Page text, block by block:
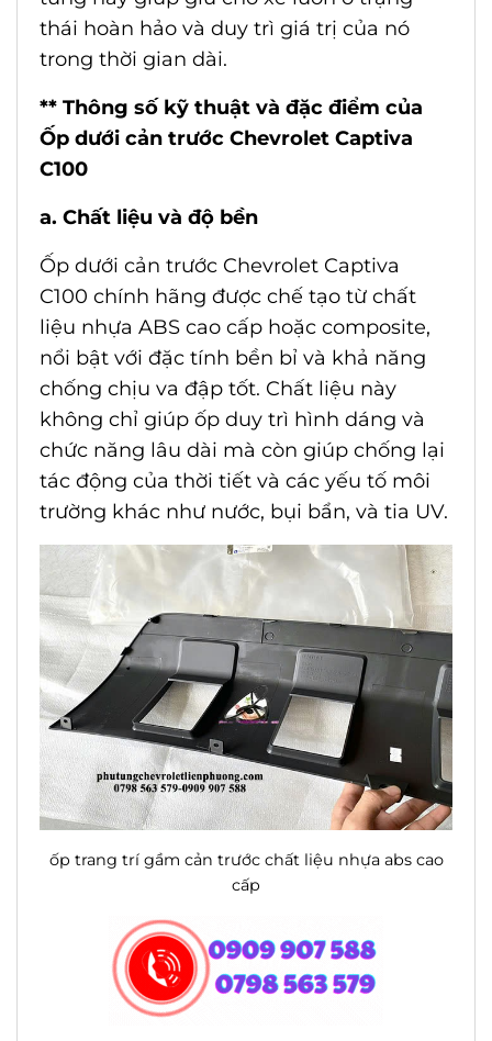
thái hoàn hảo và duy trì giá trị của nó
trong thời gian dài.
** Thông số kỹ thuật và đặc điểm của
Ốp dưới cản trước Chevrolet Captiva
C100
a. Chất liệu và độ bền
Ốp dưới cản trước Chevrolet Captiva
C100 chính hãng được chế tạo từ chất
liệu nhựa ABS cao cấp hoặc composite,
nổi bật với đặc tính bền bỉ và khả năng
chống chịu va đập tốt. Chất liệu này
không chỉ giúp ốp duy trì hình dáng và
chức năng lâu dài mà còn giúp chống lại
tác động của thời tiết và các yếu tố môi
trường khác như nước, bụi bẩn, và tia UV.
ốp trang trí gầm cản trước chất liệu nhựa abs cao
cấp